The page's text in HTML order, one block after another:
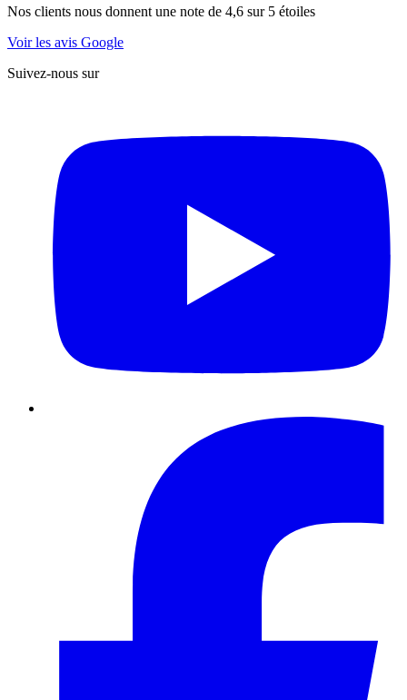
Nos clients nous donnent une note de 4,6 sur 5 étoiles
Voir les avis Google
Suivez-nous sur